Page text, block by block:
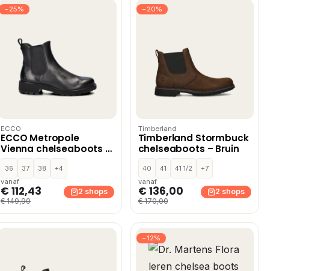
−25%
ECCO
ECCO Metropole
Vienna chelseaboots –
Zwart
36 37 38
+4
vanaf
€ 112,43
€ 149,90
2 shops
−20%
Timberland
Timberland Stormbuck
chelseaboots – Bruin
40 41 41 1/2
+7
vanaf
€ 136,00
€ 170,00
2 shops
−12%